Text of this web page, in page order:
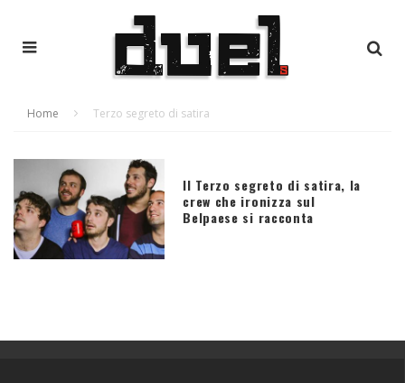
Home Terzo segreto di satira
Il Terzo segreto di satira, la
crew che ironizza sul
Belpaese si racconta